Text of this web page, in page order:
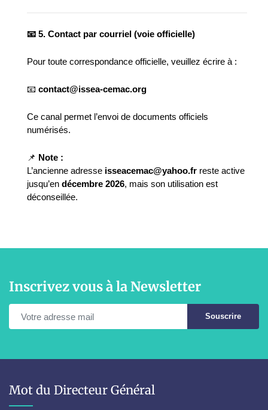
📧 5. Contact par courriel (voie officielle)
Pour toute correspondance officielle, veuillez écrire à :
📧 contact@issea-cemac.org
Ce canal permet l’envoi de documents officiels
numérisés.
📌 Note :
L’ancienne adresse isseacemac@yahoo.fr reste active
jusqu’en décembre 2026, mais son utilisation est
déconseillée.
Inscrivez vous à la Newsletter
Souscrire
Mot du Directeur Général